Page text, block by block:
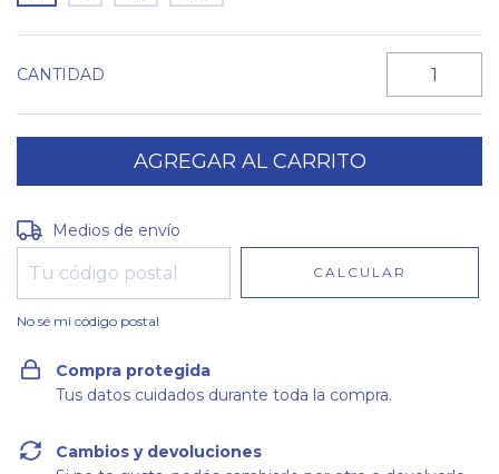
CANTIDAD
Entregas para el CP:
Medios de envío
CALCULAR
No sé mi código postal
Compra protegida
Tus datos cuidados durante toda la compra.
Cambios y devoluciones